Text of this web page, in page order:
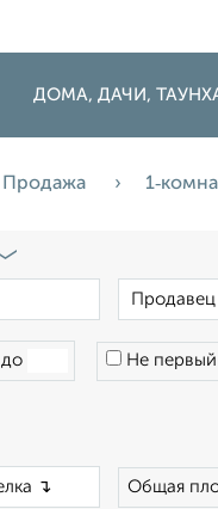
ДОМА, ДАЧИ,
Продажа
до Не
Общая